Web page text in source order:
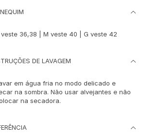
veste 36,38 | M veste 40 | G veste 42
DE LAVAGEM
em água fria no modo delicado e
na sombra. Não usar alvejantes e não
na secadora.